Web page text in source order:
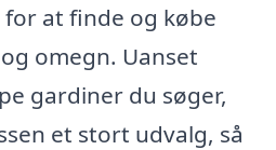
at finde og købe
omegn. Uanset
gardiner du søger,
et stort udvalg, så